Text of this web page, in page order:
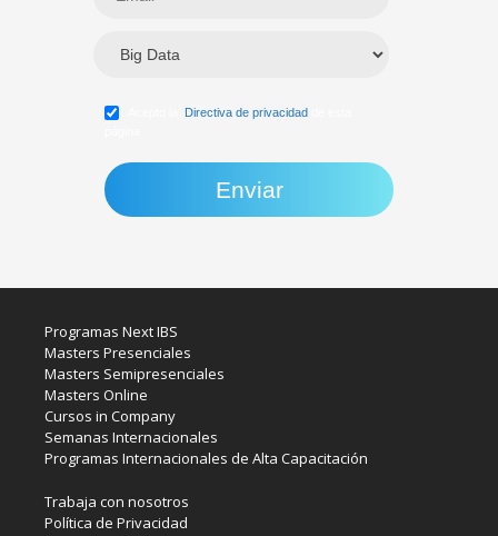
Directiva de privacidad
Programas Next IBS
Masters Presenciales
Masters Semipresenciales
Masters Online
Cursos in Company
Semanas Internacionales
Programas Internacionales de Alta Capacitación
Trabaja con nosotros
Política de Privacidad